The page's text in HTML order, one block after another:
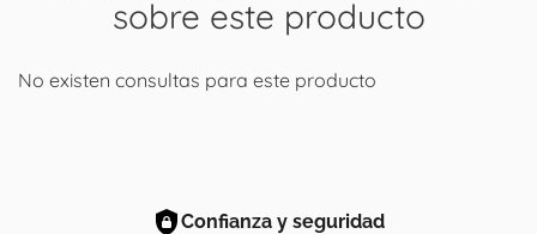
sobre este producto
No existen consultas para este producto
Confianza y seguridad